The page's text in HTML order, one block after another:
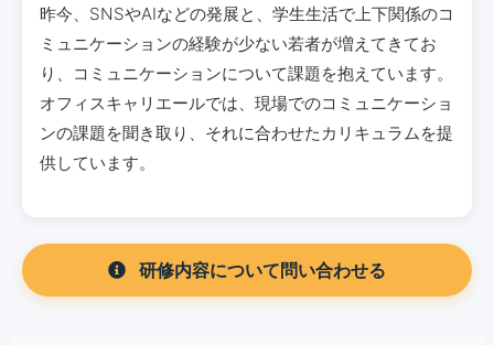
昨今、SNSやAIなどの発展と、学生生活で上下関係のコ
ミュニケーションの経験が少ない若者が増えてきてお
り、コミュニケーションについて課題を抱えています。
オフィスキャリエールでは、現場でのコミュニケーショ
ンの課題を聞き取り、それに合わせたカリキュラムを提
供しています。
研修内容について問い合わせる